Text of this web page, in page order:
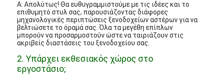
Α: Απολύτως! Θα ευθυγραμμιστούμε με τις ιδέες και το
επιθυμητό στυλ σας, παρουσιάζοντας διάφορες
μηχανολογικές περιπτώσεις ξενοδοχείων αστέρων για να
βελτιώσετε το όραμά σας. Όλα τα μεγέθη επίπλων
μπορούν να προσαρμοστούν ώστε να ταιριάζουν στις
ακριβείς διαστάσεις του ξενοδοχείου σας.
2. Υπάρχει εκθεσιακός χώρος στο
εργοστάσιο;